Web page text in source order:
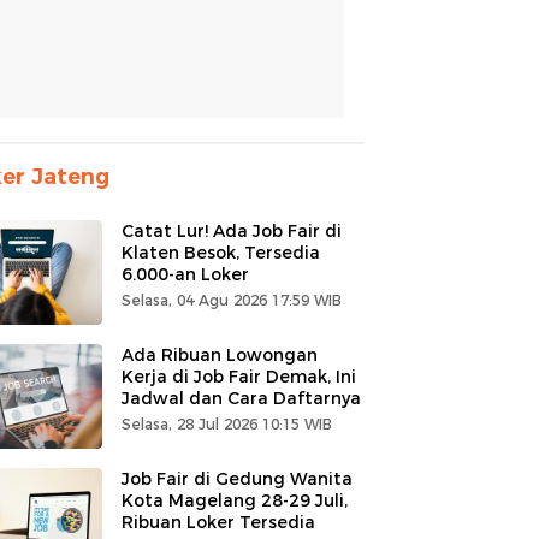
Jateng
Catat Lur! Ada Job Fair di
Klaten Besok, Tersedia
6.000-an Loker
Selasa, 04 Agu 2026 17:59 WIB
Ada Ribuan Lowongan
Kerja di Job Fair Demak, Ini
Jadwal dan Cara Daftarnya
Selasa, 28 Jul 2026 10:15 WIB
Job Fair di Gedung Wanita
Kota Magelang 28-29 Juli,
Ribuan Loker Tersedia